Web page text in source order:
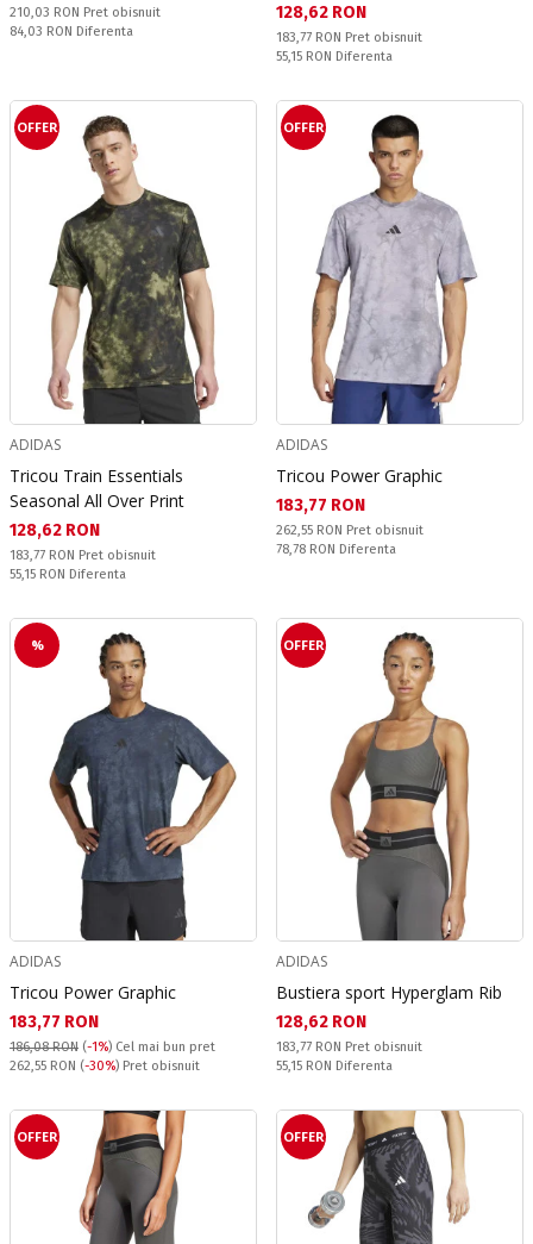
Pret obisnuit:
210,03 RON Pret obisnuit
Спестявате:
84,03 RON Diferenta
Текуща цена:
128,62 RON
Pret obisnuit:
183,77 RON Pret obisnuit
Спестявате:
55,15 RON Diferenta
OFFER
ADIDAS
Tricou Train Essentials
Seasonal All Over Print
Текуща цена:
128,62 RON
Pret obisnuit:
183,77 RON Pret obisnuit
Спестявате:
55,15 RON Diferenta
OFFER
ADIDAS
Tricou Power Graphic
Текуща цена:
183,77 RON
Pret obisnuit:
262,55 RON Pret obisnuit
Спестявате:
78,78 RON Diferenta
%
ADIDAS
Tricou Power Graphic
Текуща цена:
183,77 RON
186,08 RON (-1%) Cel mai bun pret
Pret obisnuit:
262,55 RON (-30%) Pret obisnuit
OFFER
ADIDAS
Bustiera sport Hyperglam Rib
Текуща цена:
128,62 RON
Pret obisnuit:
183,77 RON Pret obisnuit
Спестявате:
55,15 RON Diferenta
OFFER OFFER